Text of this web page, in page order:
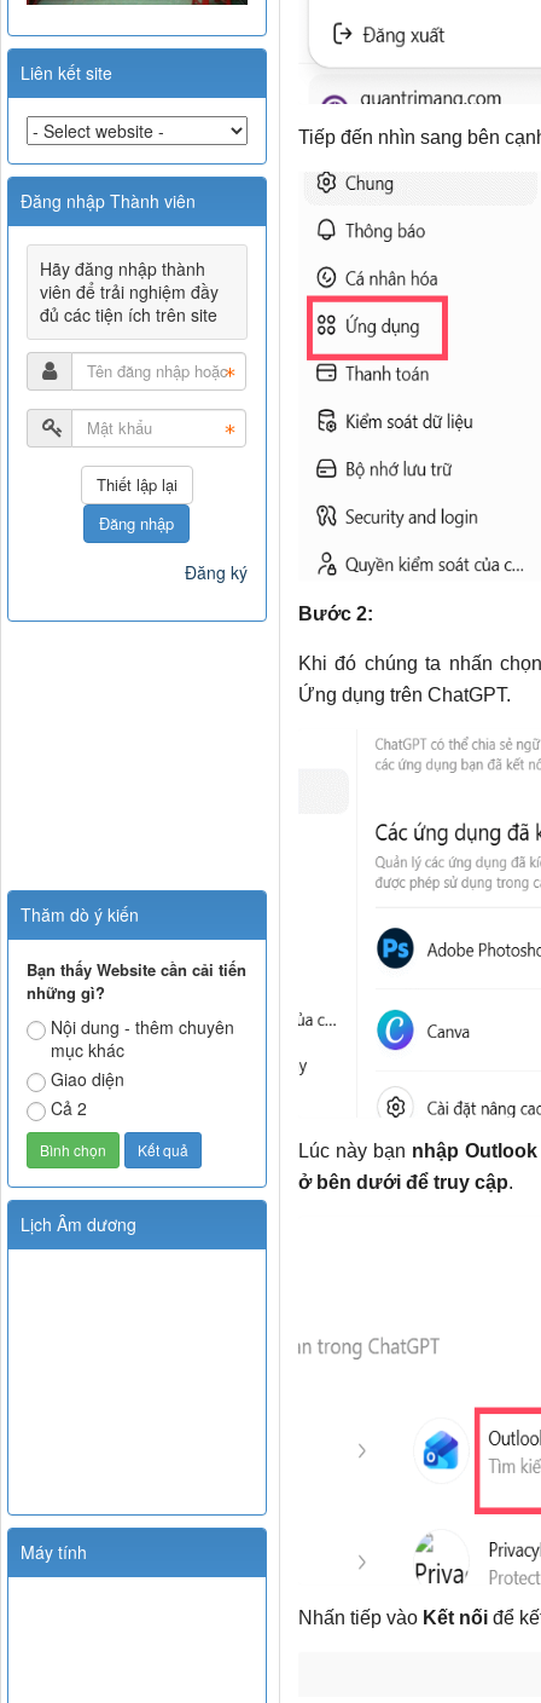
Tiếp đến nhìn sang bên
Bước 2:
Khi đó chúng ta nhấn
Ứng dụng trên ChatGPT.
Lúc này bạn nhập
ở bên dưới để truy cập.
Nhấn tiếp vào Kết nối để
Liên kết site
Đăng nhập Thành viên
Hãy đăng nhập thành
viên để trải nghiệm đầy
đủ các tiện ích trên site
Đăng nhập
Đăng ký
Thăm dò ý kiến
Bạn thấy Website cần cải tiến
những gì?
Nội dung - thêm chuyên
mục khác
Giao diện
Cả 2
Lịch Âm dương
Máy tính